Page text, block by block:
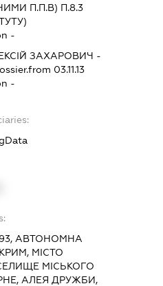
П.П.В) П.8.3
-
ЗАХАРОВИЧ -
03.11.13
-
АВТОНОМНА
МІСТО
МІСЬКОГО
АЛЕЯ ДРУЖБИ,